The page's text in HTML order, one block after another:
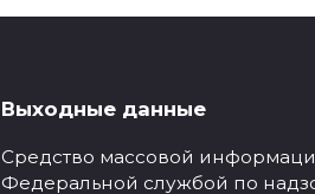
Выходные данные
Средство массовой
Федеральной службой по